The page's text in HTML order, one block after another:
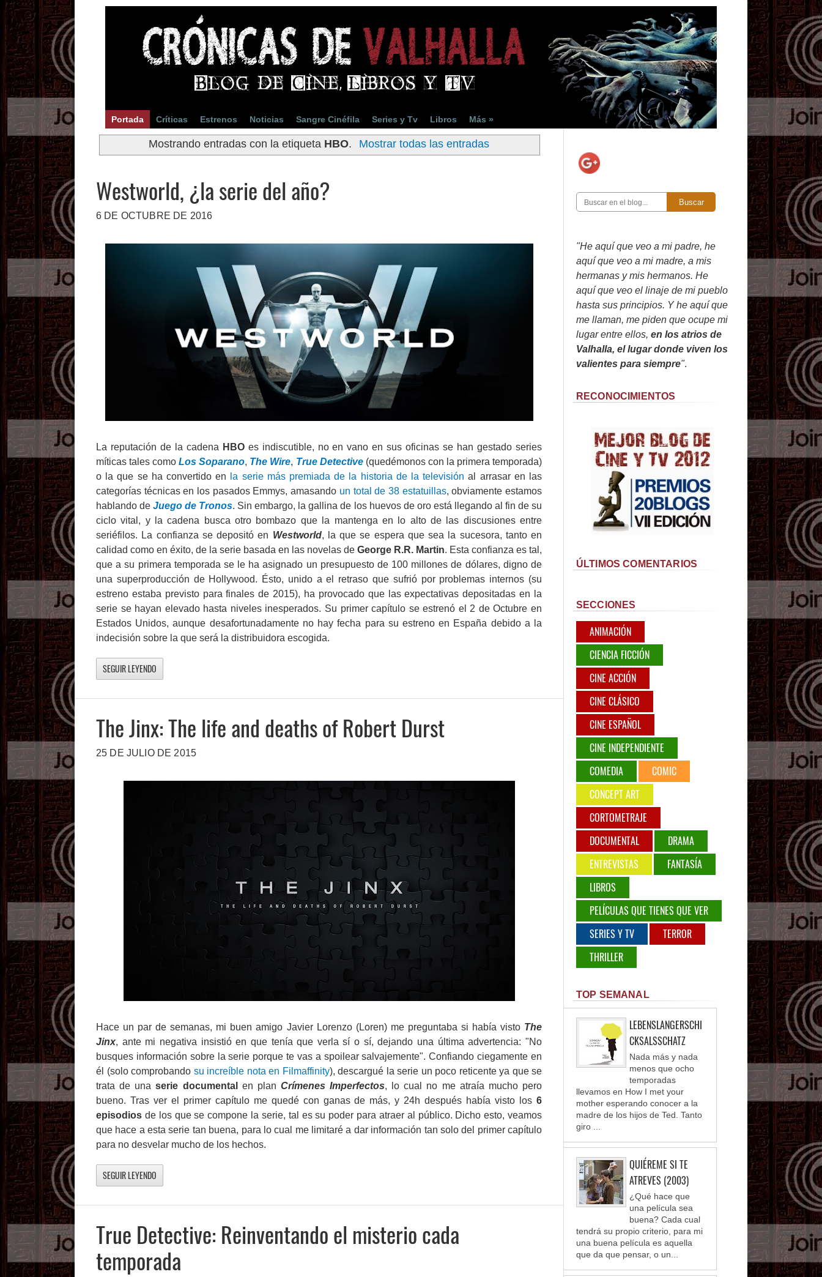
Portada Críticas Estrenos Noticias Sangre Cinéfila Series y Tv Libros Más »
Mostrando entradas con la etiqueta HBO. Mostrar todas las entradas
Westworld, ¿la serie del año?
6 DE OCTUBRE DE 2016
La reputación de la cadena HBOes indiscutible, no en vano en sus oficinas se han gestado series
míticas tales comoLos Soparano, The Wire, True Detective(quedémonos con la primera temporada)
o la que se ha convertido en
la serie más premiada de la historia de la televisión al arrasar en las
categorías técnicas en los pasados Emmys, amasando un total de 38 estatuillas, obviamente estamos
hablando deJuego de Tronos. Sin embargo, la gallina de los huevos de oro está llegando al fin de su
ciclo vital, y la cadena busca otro bombazo que la mantenga en lo alto de las discusiones entre
seriéfilos. La confianza se depositó en Westworld, la que se espera que sea la sucesora, tanto en
calidad como en éxito, de la serie basada en las novelas de George R.R. Martin. Esta confianza es tal,
que a su primera temporada se le ha asignado un presupuesto de 100 millones de dólares, digno de
una superproducción de Hollywood. Ésto, unido a el retraso que sufrió por problemas internos (su
estreno estaba previsto para finales de 2015), ha provocado que las expectativas depositadas en la
serie se hayan elevado hasta niveles inesperados. Su primer capítulo se estrenó el 2 de Octubre en
Estados Unidos, aunque desafortunadamente no hay fecha para su estreno en España debido a la
indecisión sobre la que será la distribuidora escogida.
SEGUIR LEYENDO
The Jinx: The life and deaths of Robert Durst
25 DE JULIO DE 2015
Hace un par de semanas, mi buen amigo Javier Lorenzo (Loren) me preguntaba si había visto The
Jinx, ante mi negativa insistió en que tenía que verla sí o sí, dejando una última advertencia: "No
busques información sobre la serie porque te vas a spoilear salvajemente". Confiando ciegamente en
él (solo comprobando su increíble nota en Filmaffinity), descargué la serie un poco reticente ya que se
trata de unaserie documental en plan Crímenes Imperfectos, lo cual no me atraía mucho pero
bueno. Tras ver el primer capítulo me quedé con ganas de más, y 24h después había visto los 6
episodios de los que se compone la serie, tal es su poder para atraer al público. Dicho esto, veamos
que hace a esta serie tan buena, para lo cual me limitaré a dar información tan solo del primer capítulo
para no desvelar mucho de los hechos.
SEGUIR LEYENDO
True Detective: Reinventando el misterio cada
temporada
Buscar
"He aquí que veo a mi padre, he
aquí que veo a mi madre, a mis
hermanas y mis hermanos. He
aquí que veo el linaje de mi pueblo
hasta sus principios. Y he aquí que
me llaman, me piden que ocupe mi
lugar entre ellos, en los atrios de
Valhalla, el lugar donde viven los
valientes para siempre".
RECONOCIMIENTOS
ÚLTIMOS COMENTARIOS
SECCIONES
ANIMACIÓN
CIENCIA FICCIÓN
CINE ACCIÓN
CINE CLÁSICO
CINE ESPAÑOL
CINE INDEPENDIENTE
COMEDIA
COMIC
CONCEPT ART
CORTOMETRAJE
DOCUMENTAL
DRAMA
ENTREVISTAS
FANTASÍA
LIBROS
PELÍCULAS QUE TIENES QUE VER
SERIES Y TV
TERROR
THRILLER
TOP SEMANAL
LEBENSLANGERSCHI
CKSALSSCHATZ
Nada más y nada
menos que ocho
temporadas
llevamos en How I met your
mother esperando conocer a la
madre de los hijos de Ted. Tanto
giro ...
QUIÉREME SI TE
ATREVES (2003)
¿Qué hace que
una película sea
buena? Cada cual
tendrá su propio criterio, para mi
una buena película es aquella
que da que pensar, o un...